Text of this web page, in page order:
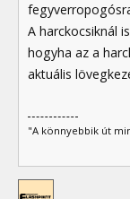
A harckocsiknál
hogyha az a
aktuális
"A könnyebbik út